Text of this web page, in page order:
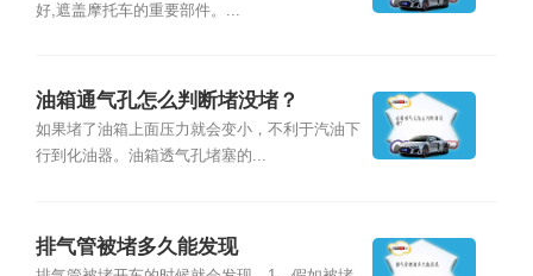
好,遮盖摩托车的重要部件。...
油箱通气孔怎么判断堵没堵？
如果堵了油箱上面压力就会变小，不利于汽油下
行到化油器。油箱透气孔堵塞的...
排气管被堵多久能发现